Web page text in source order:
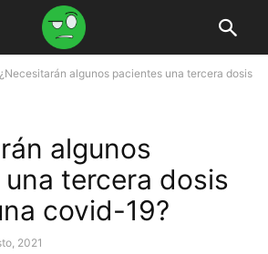
¿Necesitarán algunos pacientes una tercera dosis
algunos
tercera dosis
covid-19?
2021